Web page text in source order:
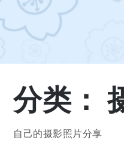
分类：
自己的摄影照片分享